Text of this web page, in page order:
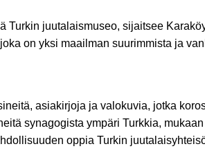
Turkin juutalaismuseo, sijaitsee
on yksi maailman suurimmista ja
asiakirjoja ja valokuvia, jotka
synagogista ympäri Turkkia,
oppia Turkin